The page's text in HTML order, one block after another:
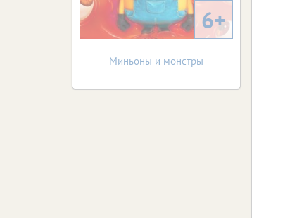
6+
Миньоны и монстры